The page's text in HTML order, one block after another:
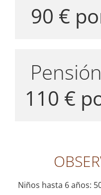
90 €
110 €
Niños hasta 6 años: